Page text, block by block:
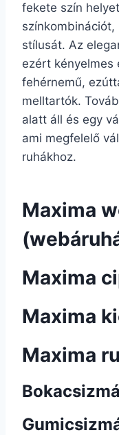
fekete szín
stílusát. Az
ezért kényelmes
fehérnemű,
melltartók.
alatt áll és egy
ami megfelelő
ruhákhoz.
Maxima
Maxima
Maxima
Maxima